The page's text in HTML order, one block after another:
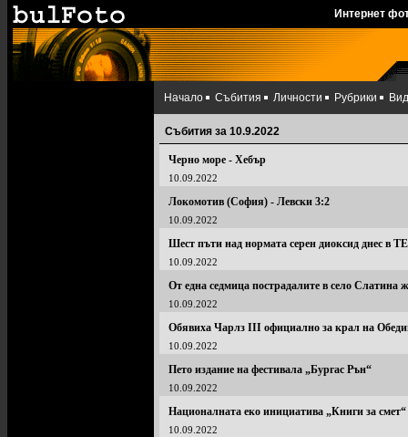
Интернет
Начало Събития Личности Рубрики
Събития за 10.9.2022
Черно море - Хебър
10.09.2022
Локомотив (София) - Левски 3:2
10.09.2022
Шест пъти над нормата серен диоксид днес в
10.09.2022
От една седмица пострадалите в село Слатина
10.09.2022
Обявиха Чарлз III официално за крал на
10.09.2022
Пето издание на фестивала „Бургас Рън“
10.09.2022
Националната еко инициатива „Книги за смет“
10.09.2022